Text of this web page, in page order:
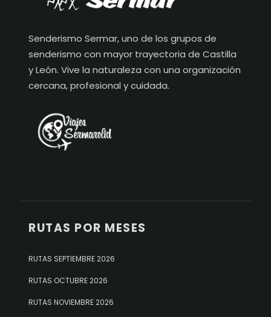
Senderismo Sermar, uno de los grupos de
senderismo con mayor trayectoria de Castilla
y León. Vive la naturaleza con una organización
cercana, profesional y cuidada.
RUTAS POR MESES
RUTAS SEPTIEMBRE 2026
RUTAS OCTUBRE 2026
RUTAS NOVIEMBRE 2026